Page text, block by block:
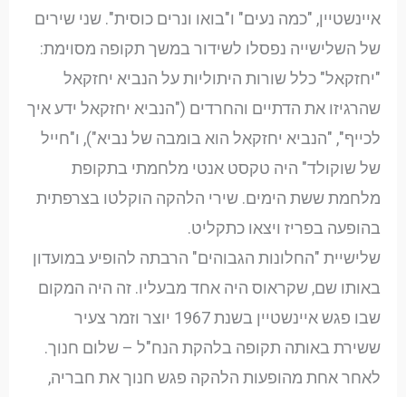
איינשטיין, "כמה נעים" ו"בואו ונרים כוסית". שני שירים
של השלישייה נפסלו לשידור במשך תקופה מסוימת:
"יחזקאל" כלל שורות היתוליות על הנביא יחזקאל
שהרגיזו את הדתיים והחרדים ("הנביא יחזקאל ידע איך
לכייף", "הנביא יחזקאל הוא בומבה של נביא"), ו"חייל
של שוקולד" היה טקסט אנטי מלחמתי בתקופת
מלחמת ששת הימים. שירי הלהקה הוקלטו בצרפתית
בהופעה בפריז ויצאו כתקליט.
שלישיית "החלונות הגבוהים" הרבתה להופיע במועדון
באותו שם, שקראוס היה אחד מבעליו. זה היה המקום
שבו פגש איינשטיין בשנת 1967 יוצר וזמר צעיר
ששירת באותה תקופה בלהקת הנח"ל – שלום חנוך.
לאחר אחת מהופעות הלהקה פגש חנוך את חבריה,